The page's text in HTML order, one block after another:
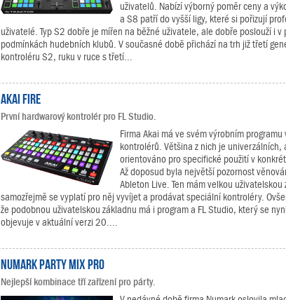
uživatelů. Nabízí výborný poměr ceny a
a S8 patří do vyšší ligy, které si pořizují
uživatelé. Typ S2 dobře je mířen na běžné uživatele, ale dobře poslouží i v
podmínkách hudebních klubů. V současné době přichází na trh již třetí
kontroléru S2, ruku v ruce s třetí...
Akai Fire
První hardwarový kontrolér pro FL Studio.
Firma Akai má ve svém výrobním
kontrolérů. Většina z nich je univerzálních,
orientováno pro specifické použití v
Až doposud byla největší pozornost
Ableton Live. Ten mám velkou uživatelskou
samozřejmě se vyplatí pro něj vyvíjet a prodávat speciální kontroléry.
že podobnou uživatelskou základnu má i program a FL Studio, který se
objevuje v aktuální verzi 20....
Numark Party Mix Pro
Nejlepší kombinace tří zařízení pro párty.